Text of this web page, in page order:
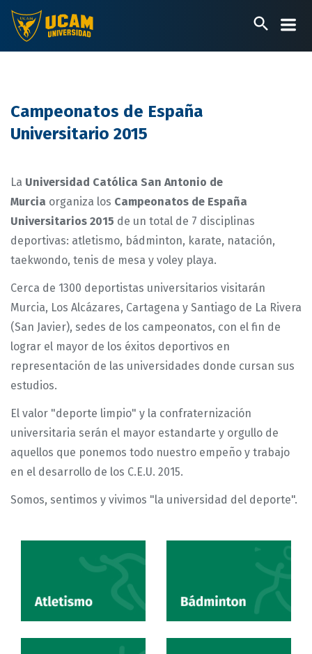
Pasar
contenido
principal
Campeonatos de España
Universitario 2015
La Universidad Católica San Antonio de
Murcia organiza los Campeonatos de España
Universitarios 2015 de un total de 7 disciplinas
deportivas: atletismo, bádminton, karate, natación,
taekwondo, tenis de mesa y voley playa.
Cerca de 1300 deportistas universitarios visitarán
Murcia, Los Alcázares, Cartagena y Santiago de La Rivera
(San Javier), sedes de los campeonatos, con el fin de
lograr el mayor de los éxitos deportivos en
representación de las universidades donde cursan sus
estudios.
El valor "deporte limpio" y la confraternización
universitaria serán el mayor estandarte y orgullo de
aquellos que ponemos todo nuestro empeño y trabajo
en el desarrollo de los C.E.U. 2015.
Somos, sentimos y vivimos "la universidad del deporte".